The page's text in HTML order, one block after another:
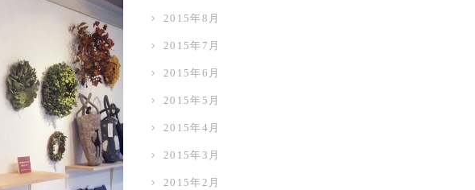
2015年8月
2015年7月
2015年6月
2015年5月
2015年4月
2015年3月
2015年2月